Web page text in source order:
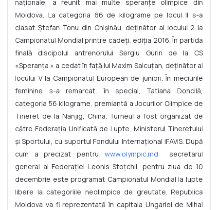
naționale, a reunit mai multe speranțe olimpice din
Moldova. La categoria 66 de kilograme pe locul II s-a
clasat Ștefan Tonu din Chișinău, deținător al locului 2 la
Campionatul Mondial printre cadeți, ediția 2016. În partida
finală discipolul antrenorului Sergiu Gurin de la CS
«Speranța » a cedat în față lui Maxim Salcuțan, deținător al
locului V la Campionatul European de juniori. În meciurile
feminine s-a remarcat, în special, Tatiana Doncilă,
categoria 56 kilograme, premiantă a Jocurilor Olimpice de
Tineret de la Nanjig, China. Turneul a fost organizat de
către Federația Unificată de Lupte, Ministerul Tineretului
și Sportului, cu suportul Fondului Internațional IFAVIS. După
cum a precizat pentru www.olympic.md secretarul
general al Federației Leonis Stoțchii, pentru ziua de 10
decembrie este programat Campionatul Mondial la lupte
libere la categoriile neolimpice de greutate. Republica
Moldova va fi reprezentată în capitala Ungariei de Mihai